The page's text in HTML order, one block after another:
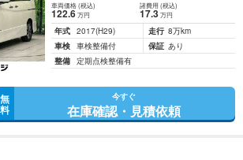
車両価格(税込)
122.6万円
諸費用 (税込)
17.3 万円
年式 2017(H29) 走行 8万km
車検 車検整備付 保証 あり
整備 定期点検整備有
無
料
今すぐ
在庫確認・見積依頼